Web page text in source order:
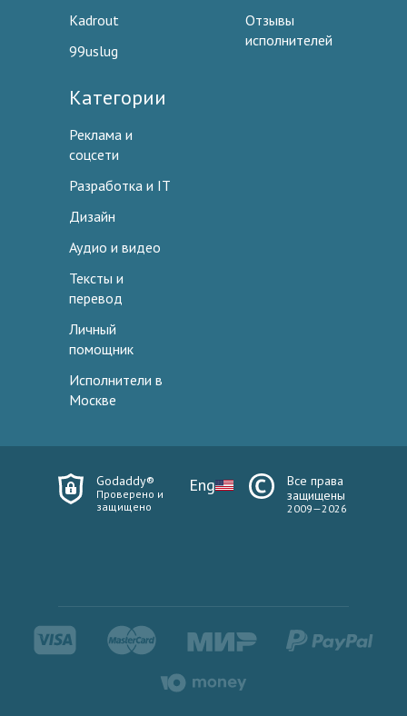
Kadrout
99uslug
Отзывы
исполнителей
Категории
Реклама и
соцсети
Разработка и IT
Дизайн
Аудио и видео
Тексты и
перевод
Личный
помощник
Исполнители в
Москве
Godaddy®
Проверено и
защищено
Eng
Все права
защищены
2009—2026